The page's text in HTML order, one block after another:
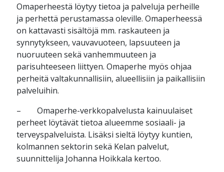
Omaperheestä löytyy tietoa ja palveluja perheille
ja perhettä perustamassa oleville. Omaperheessä
on kattavasti sisältöjä mm. raskauteen ja
synnytykseen, vauvavuoteen, lapsuuteen ja
nuoruuteen sekä vanhemmuuteen ja
parisuhteeseen liittyen. Omaperhe myös ohjaa
perheitä valtakunnallisiin, alueellisiin ja paikallisiin
palveluihin.
– Omaperhe-verkkopalvelusta kainuulaiset
perheet löytävät tietoa alueemme sosiaali- ja
terveyspalveluista. Lisäksi sieltä löytyy kuntien,
kolmannen sektorin sekä Kelan palvelut,
suunnittelija Johanna Hoikkala kertoo.